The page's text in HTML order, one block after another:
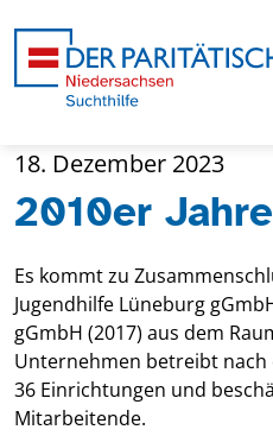
18. Dezember 2023
2010er Jahre
Es kommt zu
Jugendhilfe Lüneburg
gGmbH (2017) aus dem
Unternehmen betreibt nach
36 Einrichtungen und
Mitarbeitende.